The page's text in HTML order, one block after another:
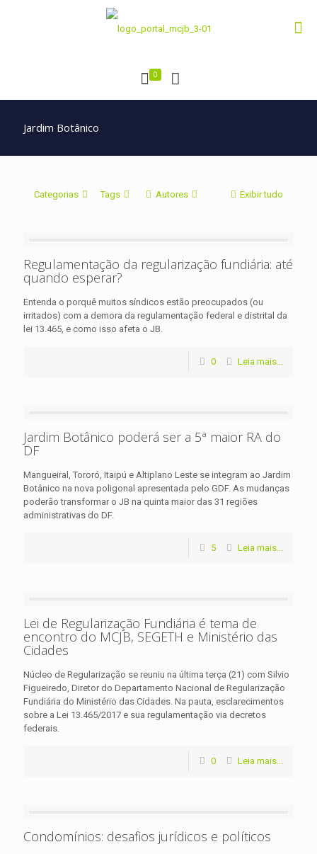
0
Jardim Botânico
Categorias Tags Autores Exibir tudo
Regulamentação da regularização fundiária: até
quando esperar?
Entenda o porquê muitos síndicos estão preocupados (ou
irritados) com a demora da regulamentação federal e distrital da
lei 13.465, e como isso afeta o JB.
0 Leia mais...
Jardim Botânico poderá ser a 5ª maior RA do
DF
Mangueiral, Tororó, Itaipú e Altiplano Leste se integram ao Jardim
Botânico na nova poligonal apresentada pelo GDF. As mudanças
poderão transformar o JB na quinta maior das 31 regiões
administrativas do DF.
5 Leia mais...
Lei de Regularização Fundiária é tema de
encontro do MCJB, SEGETH e Ministério das
Cidades
Núcleo de Regularização se reuniu na última terça (21) com Silvio
Figueiredo, Diretor do Departamento Nacional de Regularização
Fundiária do Ministério das Cidades. Na pauta, esclarecimentos
sobre a Lei 13.465/2017 e sua regulamentação via decretos
federais.
0 Leia mais...
Condomínios: desafios jurídicos e políticos